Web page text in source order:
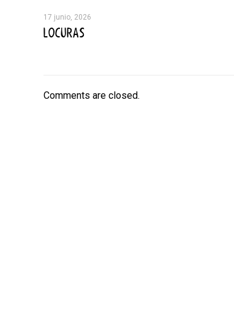
17 junio, 2026
LOCURAS
Comments are closed.